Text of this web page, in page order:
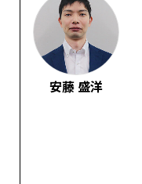
安藤 盛洋